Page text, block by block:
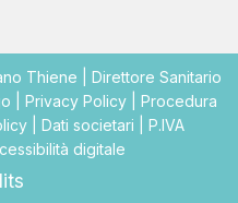
Thiene | Direttore Sanitario
| Privacy Policy
Procedura
| Dati societari | P.IVA
digitale